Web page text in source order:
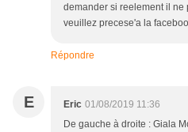
demander si reelement il ne
veuillez precese'a la
Répondre
E Eric 01/08/2019 11:36
De gauche à droite : Giala